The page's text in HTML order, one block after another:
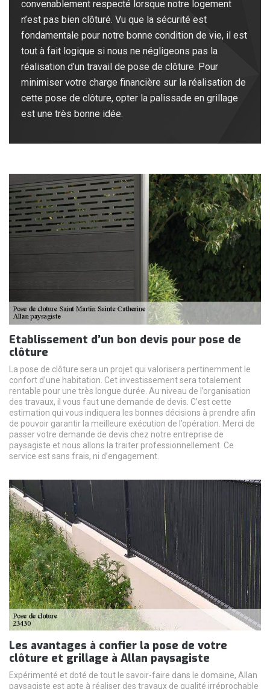
convenablement respecté lorsque notre logement
n’est pas bien clôturé. Vu que la sécurité est
fondamentale pour notre bonne condition de vie, il est
tout à fait logique si nous ne négligeons pas la
réalisation d’un travail de pose de clôture. Pour
minimiser votre charge financière sur la réalisation de
cette pose de clôture, opter la palissade en grillage
est une très bonne idée.
Etablissement d’un bon devis pour pose de
clôture
La pose de clôture sera un projet qui valorisera pertinemment le
confort d’une habitation. Cet investissement sera totalement
rentable pour une très longue durée. Au niveau de l’organisation
des travaux, il vous faut une demande de devis. C’est cette
estimation qui vous indiquera les bonnes décisions à prendre afin
de pouvoir garantir la meilleure exécution de l’opération. Merci de
passer votre demande de devis chez notre entreprise de
paysagiste et nous allons la traiter professionnellement. Ce
service est sans frais, ni d’engagement.
Les avantages à confier la pose de votre
clôture et grillage à Allan paysagiste
Expérimenté et doté de tout le savoir-faire dans le domaine, Allan
paysagiste est apte à réaliser des travaux de qualité irréprochable